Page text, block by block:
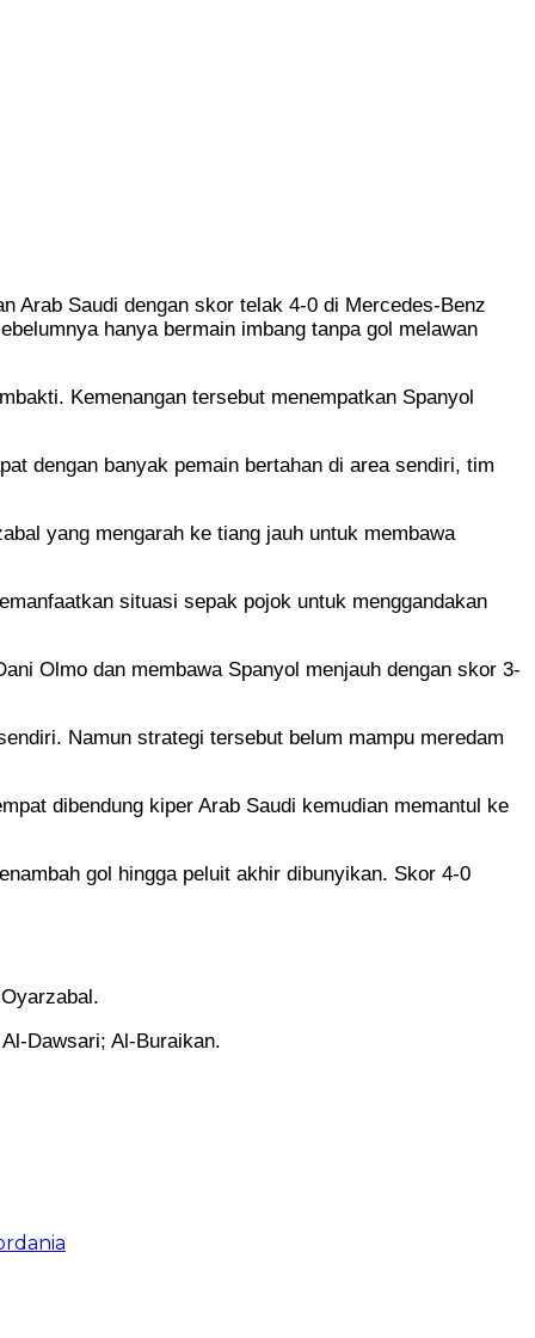
Arab Saudi dengan skor telak 4-0 di Mercedes-Benz
hanya bermain imbang tanpa gol melawan
Kemenangan tersebut menempatkan Spanyol
dengan banyak pemain bertahan di area sendiri, tim
yang mengarah ke tiang jauh untuk membawa
situasi sepak pojok untuk menggandakan
Olmo dan membawa Spanyol menjauh dengan skor 3-
Namun strategi tersebut belum mampu meredam
dibendung kiper Arab Saudi kemudian memantul ke
gol hingga peluit akhir dibunyikan. Skor 4-0
Dawsari; Al-Buraikan.